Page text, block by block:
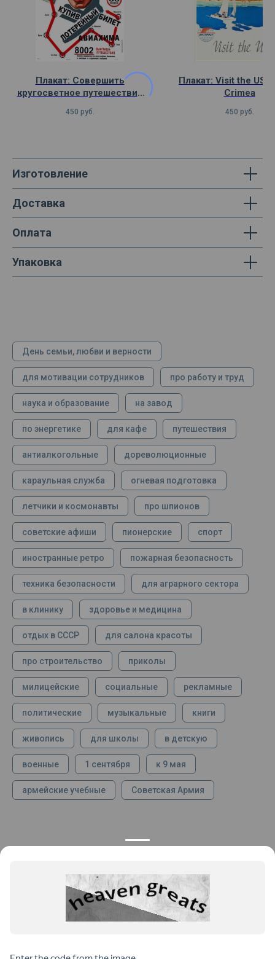
Плакат: Совершить
кругосветное путешествие
450 руб.
Плакат: Visit the
Crimea
450 руб.
Изготовление
Доставка
Оплата
Упаковка
День семьи, любви и верности
для мотивации сотрудников про работу и труд
наука и образование на завод
по энергетике для кафе путешествия
антиалкогольные дореволюционные
караульная служба огневая подготовка
летчики и космонавты про шпионов
советские афиши пионерские спорт
иностранные ретро пожарная безопасность
техника безопасности для аграрного сектора
в клинику здоровье и медицина
отдых в СССР для салона красоты
про строительство приколы
милицейские социальные рекламные
политические музыкальные книги
живопись для школы в детскую
военные 1 сентября к 9 мая
армейские учебные Советская Армия
+7 925 282 34 40
ПРОДУКЦИЯ
Каталог